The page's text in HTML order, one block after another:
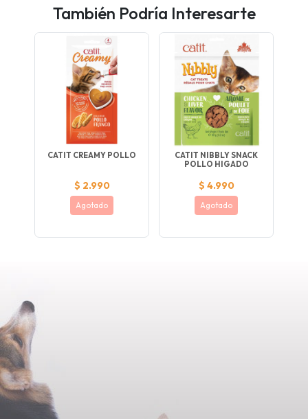
También Podría Interesarte
CATIT CREAMY POLLO
$ 2.990
Agotado
CATIT NIBBLY SNACK
POLLO HIGADO
$ 4.990
Agotado